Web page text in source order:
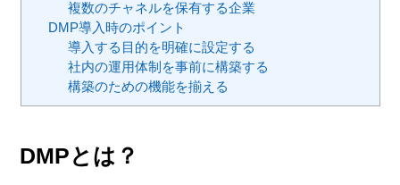
複数のチャネルを保有する企業
DMP導入時のポイント
導入する目的を明確に設定する
社内の運用体制を事前に構築する
構築のための機能を揃える
DMPとは？